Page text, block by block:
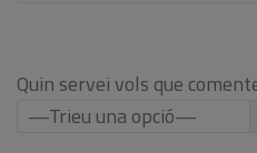
Quin servei vols que